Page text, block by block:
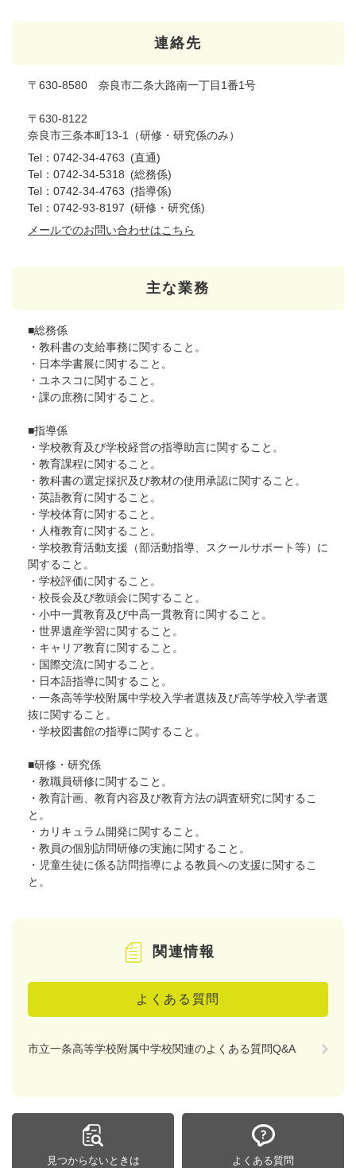
連絡先
〒630-8580 奈良市二条大路南一丁目1番1号
〒630-8122
奈良市三条本町13-1（研修・研究係のみ）
Tel：0742-34-4763
直通
Tel：0742-34-5318
総務係
Tel：0742-34-4763
指導係
Tel：0742-93-8197
研修・研究係
メールでのお問い合わせはこちら
主な業務
■総務係
・教科書の支給事務に関すること。
・日本学書展に関すること。
・ユネスコに関すること。
・課の庶務に関すること。
■指導係
・学校教育及び学校経営の指導助言に関すること。
・教育課程に関すること。
・教科書の選定採択及び教材の使用承認に関すること。
・英語教育に関すること。
・学校体育に関すること。
・人権教育に関すること。
・学校教育活動支援（部活動指導、スクールサポート等）に
関すること。
・学校評価に関すること。
・校長会及び教頭会に関すること。
・小中一貫教育及び中高一貫教育に関すること。
・世界遺産学習に関すること。
・キャリア教育に関すること。
・国際交流に関すること。
・日本語指導に関すること。
・一条高等学校附属中学校入学者選抜及び高等学校入学者選
抜に関すること。
・学校図書館の指導に関すること。
■研修・研究係
・教職員研修に関すること。
・教育計画、教育内容及び教育方法の調査研究に関するこ
と。
・カリキュラム開発に関すること。
・教員の個別訪問研修の実施に関すること。
・児童生徒に係る訪問指導による教員への支援に関するこ
と。
関連情報
よくある質問
市立一条高等学校附属中学校関連のよくある質問Q&A
見つからないときは よくある質問